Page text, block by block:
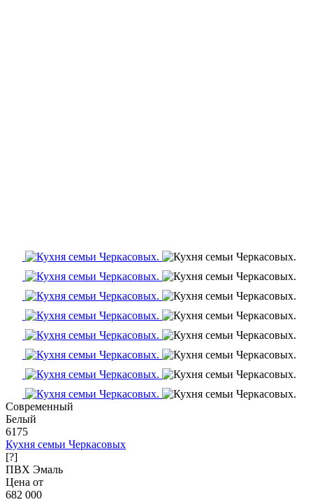
Современный
Белый
6175
Кухня семьи Черкасовых
[?]
ПВХ Эмаль
Цена от
682 000